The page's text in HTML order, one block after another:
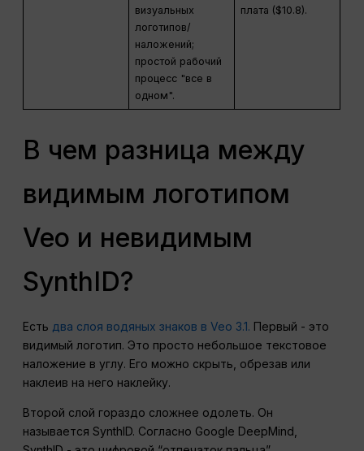
визуальных
логотипов/
наложений;
простой рабочий
процесс "все в
одном".
плата ($10.8).
В чем разница между
видимым логотипом
Veo и невидимым
SynthID?
Есть два слоя водяных знаков в Veo 3.1. Первый - это
видимый логотип. Это просто небольшое текстовое
наложение в углу. Его можно скрыть, обрезав или
наклеив на него наклейку.
Второй слой гораздо сложнее одолеть. Он
называется SynthID. Согласно Google DeepMind,